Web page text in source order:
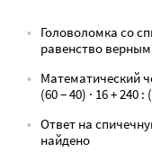
Головоломка со
равенство
Математический
(60 − 40) · 16 + 240 :
Ответ на
найдено